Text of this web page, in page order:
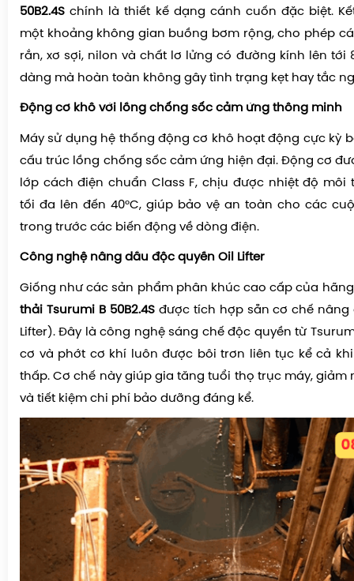
50B2.4S chính là thiết kế dạng cánh cuốn đặc biệt.
một khoảng không gian buồng bơm rộng, cho phép
rắn, xơ sợi, nilon và chất lơ lửng có đường kính lên tới
dàng mà hoàn toàn không gây tình trạng kẹt hay tắc
Động cơ khô với lồng chống sốc cảm ứng thông minh
Máy sử dụng hệ thống động cơ khô hoạt động cực kỳ
cấu trúc lồng chống sốc cảm ứng hiện đại. Động cơ
lớp cách điện chuẩn Class F, chịu được nhiệt độ môi
tối đa lên đến 40°C, giúp bảo vệ an toàn cho các
trong trước các biến động về dòng điện.
Công nghệ nâng dầu độc quyền Oil Lifter
Giống như các sản phẩm phân khúc cao cấp của
thải Tsurumi B 50B2.4Sđược tích hợp sẵn cơ chế nâng
Lifter). Đây là công nghệ sáng chế độc quyền từ
cơ và phớt cơ khí luôn được bôi trơn liên tục kể cả
thấp. Cơ chế này giúp gia tăng tuổi thọ trục máy, giảm
và tiết kiệm chi phí bảo dưỡng đáng kể.